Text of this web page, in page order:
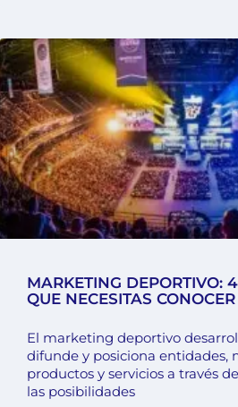
MARKETING DEPORTIVO:
QUE NECESITAS CONOCER
El marketing deportivo
difunde y posiciona entidades,
productos y servicios a través
las posibilidades